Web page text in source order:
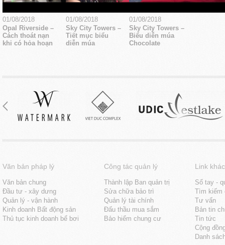
01/08/2018
Opal Riverside –
Cách thoát nạn
khi có hỏa hoạn
01/08/2018
Sky City Towers –
Tiết mục biểu
diễn múa
01/08/2018
Sky City Towers –
Biểu diễn múa
Chocolate
Văn bản pháp lý
Văn bản chung
Đầu tư - xây dưng
Quản lý - vận hành
Kinh doanh Bất động sản
Thủ tục kinh doanh bể bơi
Công tác quản lý
Thành lập Ban quản trị
Sửa chữa bảo trì
Quản lý tài chính
Đấu thầu mua sắm
Bảo hiểm chung cư
Link khác
Sổ tay -
Tìm kiếm
Tư vấn
Bản tin
Tin tức
Cộng
Danh